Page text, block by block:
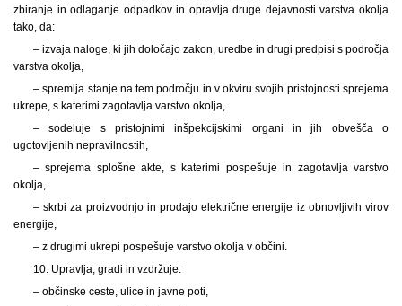
zbiranje in odlaganje odpadkov in opravlja druge dejavnosti varstva okolja
tako, da:
– izvaja naloge, ki jih določajo zakon, uredbe in drugi predpisi s področja
varstva okolja,
– spremlja stanje na tem področju in v okviru svojih pristojnosti sprejema
ukrepe, s katerimi zagotavlja varstvo okolja,
– sodeluje s pristojnimi inšpekcijskimi organi in jih obvešča o
ugotovljenih nepravilnostih,
– sprejema splošne akte, s katerimi pospešuje in zagotavlja varstvo
okolja,
– skrbi za proizvodnjo in prodajo električne energije iz obnovljivih virov
energije,
– z drugimi ukrepi pospešuje varstvo okolja v občini.
10. Upravlja, gradi in vzdržuje:
– občinske ceste, ulice in javne poti,